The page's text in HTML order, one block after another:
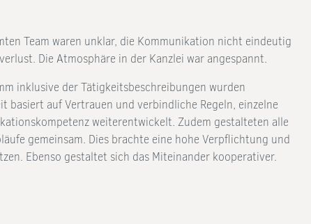
Team waren unklar, die Kommunikation nicht eindeutig
Die Atmosphäre in der Kanzlei war angespannt.
inklusive der Tätigkeitsbeschreibungen wurden
basiert auf Vertrauen und verbindliche Regeln, einzelne
weiterentwickelt. Zudem gestalteten alle
gemeinsam. Dies brachte eine hohe Verpflichtung und
Ebenso gestaltet sich das Miteinander kooperativer.